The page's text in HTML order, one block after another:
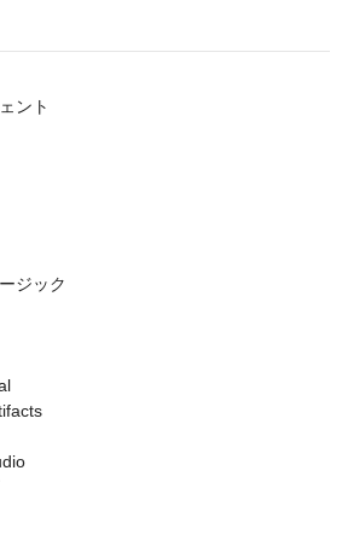
ント
ジック